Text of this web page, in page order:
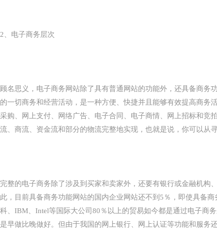
2、电子商务层次
顾名思义，电子商务网站除了具有普通网站的功能外，还具备商
的一切商务和经营活动，是一种方便、快捷并且能够有效提高商
采购、网上支付、网络广告、电子合同、电子商情、网上招标和
流、商流、资金流和部分的物流完整地实现，也就是说，你可以
完整的电子商务除了涉及到买家和卖家外，还要有银行或金融机
此，目前具备商务功能网站的国内企业网站还不到5％，即使具备
科、IBM、Intel等国际大公司80％以上的贸易如今都是通过电子商
是早做比晚做好。但由于我国的网上银行、网上认证等功能和服